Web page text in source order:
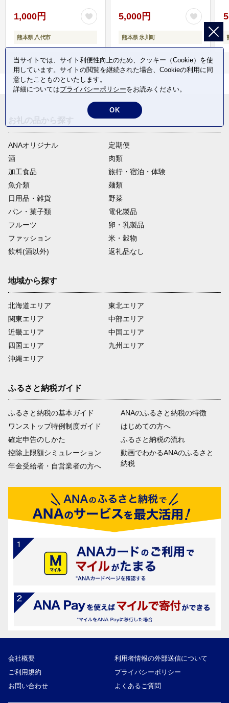
1,000円
熊本県 八代市
5,000円
熊本県 氷川町
ANAオリジナル
定期便
酒
肉類
加工食品
旅行・宿泊・体験
魚介類
麺類
日用品・雑貨
野菜
パン・菓子類
電化製品
フルーツ
卵・乳製品
ファッション
米・穀物
飲料(酒以外)
返礼品なし
地域から探す
北海道エリア
関東エリア
近畿エリア
四国エリア
沖縄エリア
東北エリア
中部エリア
中国エリア
九州エリア
ふるさと納税ガイド
ふるさと納税の基本ガイド
ワンストップ特例制度ガイド
確定申告のしかた
控除上限額シミュレーション
年金受給者・自営業者の方へ
ANAのふるさと納税の特徴
はじめての方へ
ふるさと納税の流れ
動画でわかるANAのふるさと
納税
会社概要
利用者情報の外部送信について
ご利用規約
プライバシーポリシー
お問い合わせ
よくあるご質問
当サイトでは、サイト利便性向上のため、クッキー（Cookie）を使
用しています。サイトの閲覧を継続された場合、Cookieの利用に同
意したことものといたします。
詳細についてはプライバシーポリシーをお読みください。
OK